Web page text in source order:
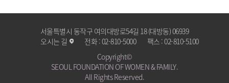
서울특별시 동작구 여의대방로54길 18 (대방동) 06939
오시는 길
전화 :02-810-5000 팩스 :02-810-5100
Copyright©
SEOUL FOUNDATION OF WOMEN & FAMILY.
All Rights Reserved.